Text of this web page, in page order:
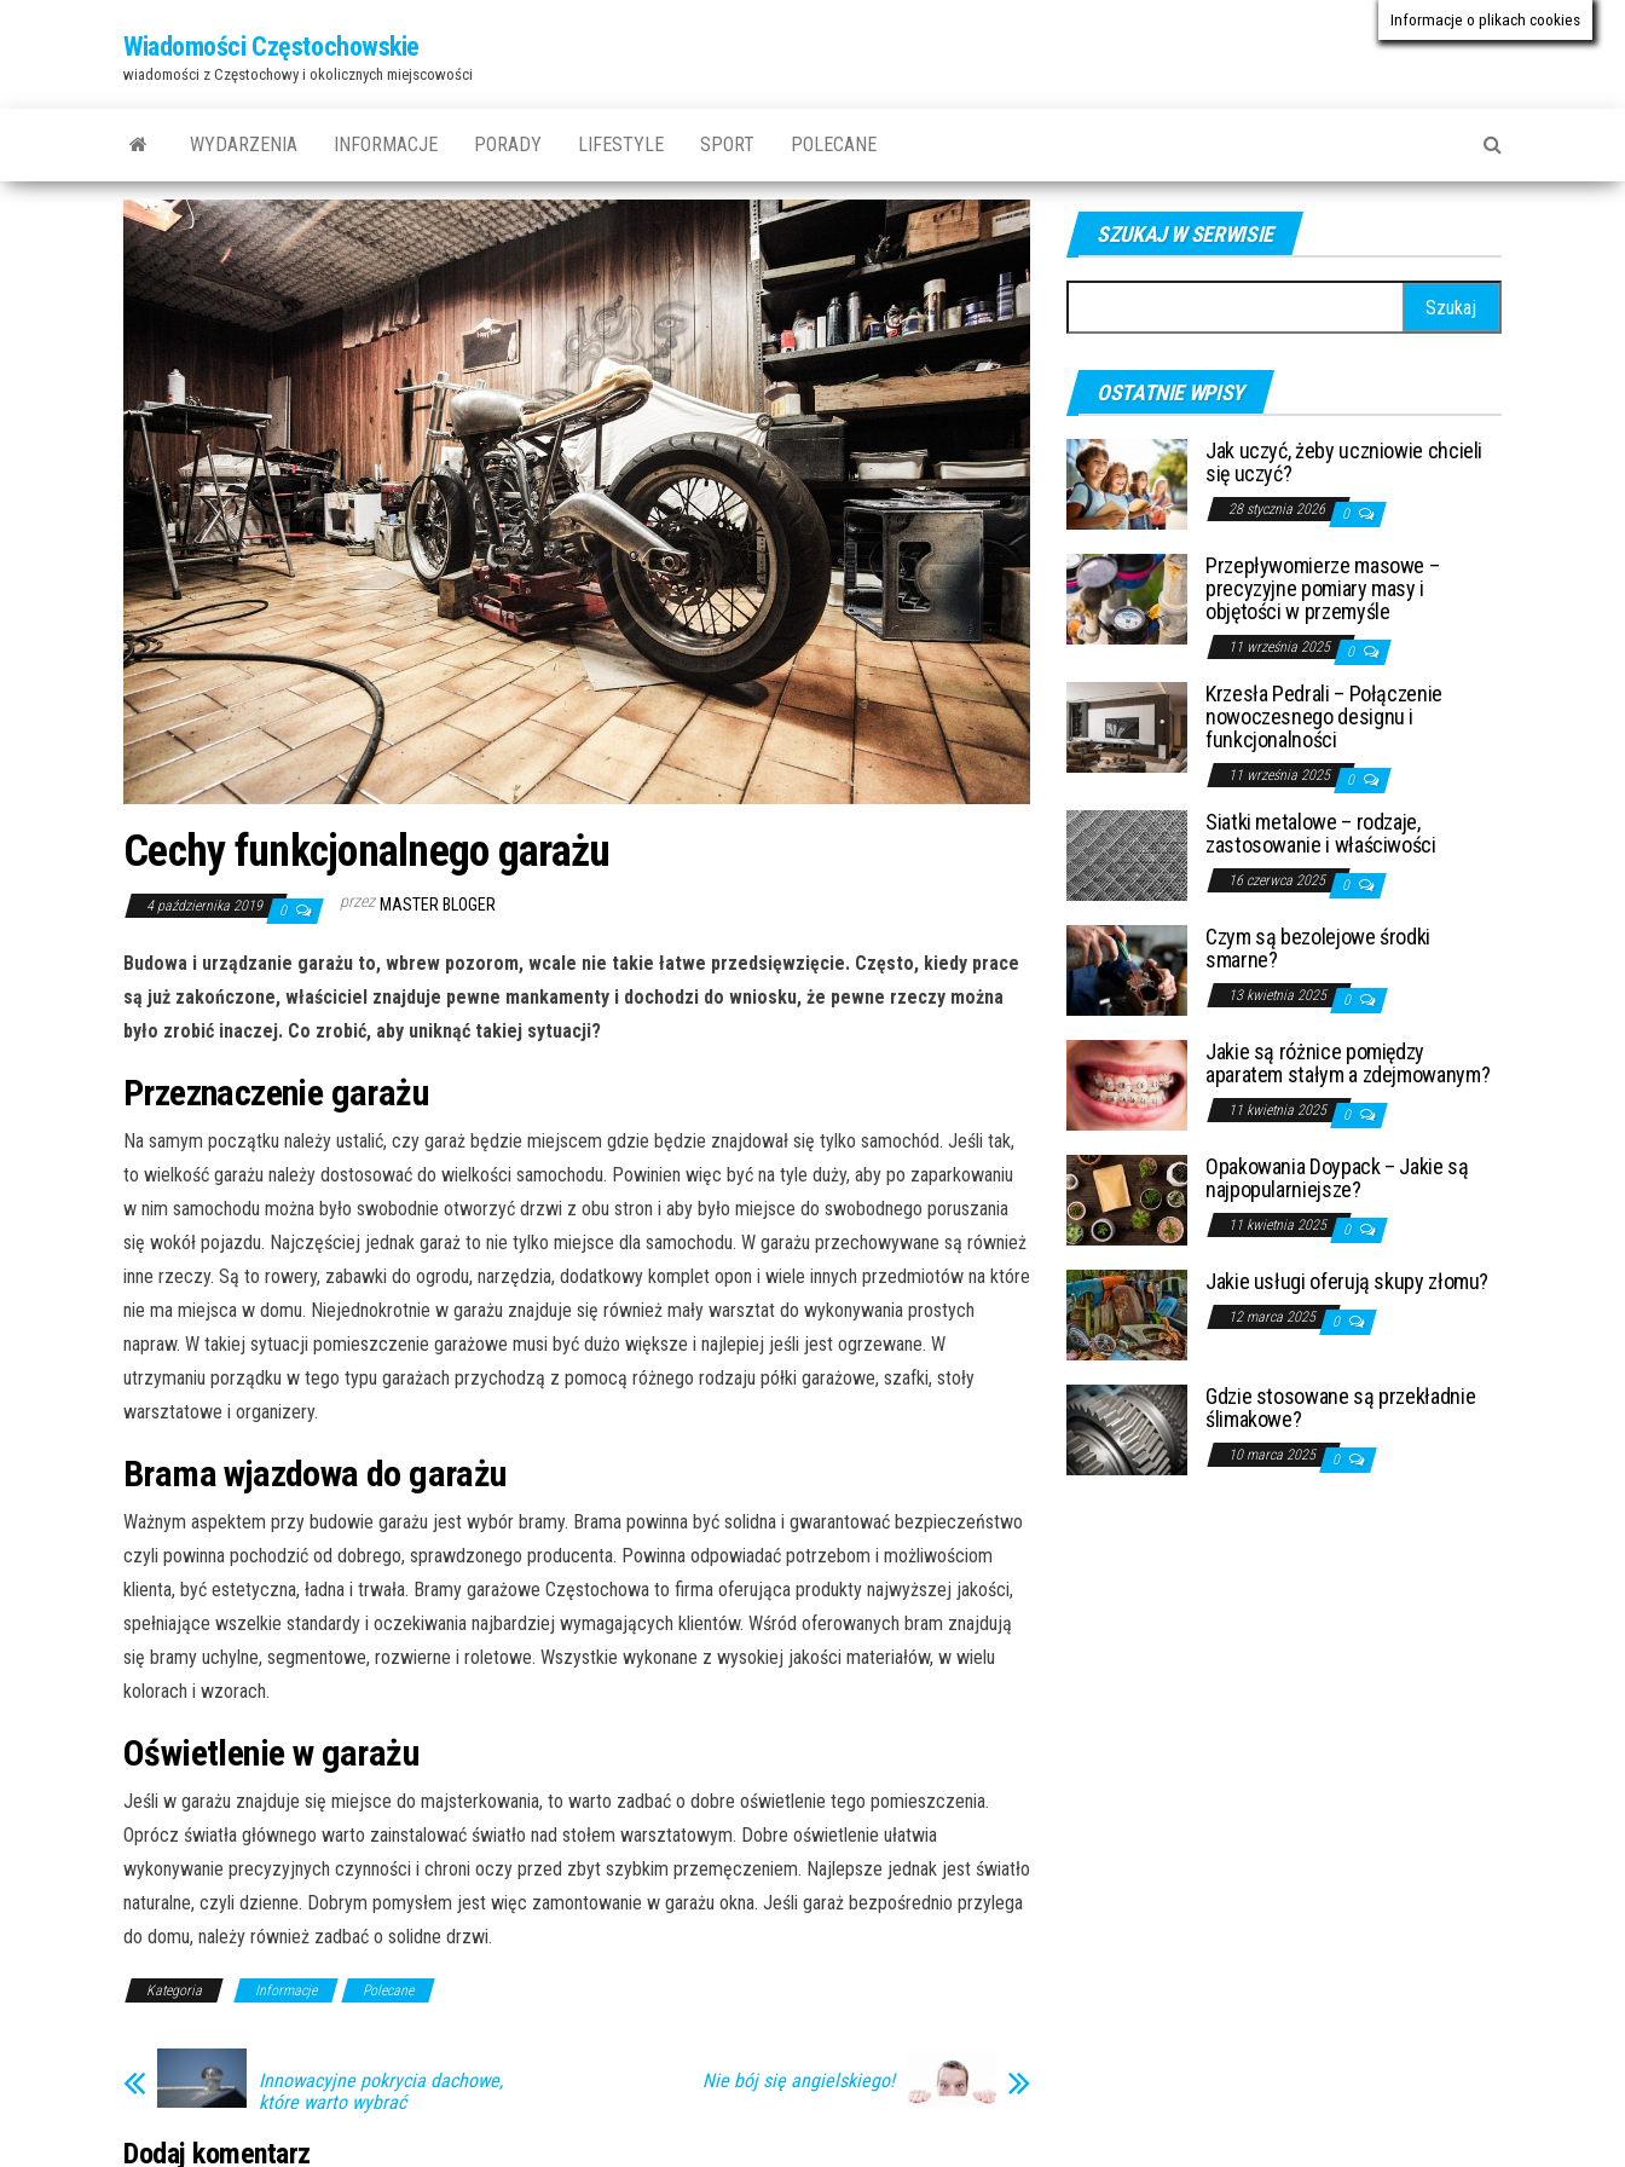
Wiadomości Częstochowskie
wiadomości z Częstochowy i okolicznych miejscowości
WYDARZENIA INFORMACJE PORADY LIFESTYLE SPORT POLECANE
Cechy funkcjonalnego garażu
4 października 2019 0 przez MASTER BLOGER
Budowa i urządzanie garażu to, wbrew pozorom, wcale nie takie łatwe przedsięwzięcie. Często, kiedy prace
są już zakończone, właściciel znajduje pewne mankamenty i dochodzi do wniosku, że pewne rzeczy można
było zrobić inaczej. Co zrobić, aby uniknąć takiej sytuacji?
Przeznaczenie garażu
Na samym początku należy ustalić, czy garaż będzie miejscem gdzie będzie znajdował się tylko samochód. Jeśli tak,
to wielkość garażu należy dostosować do wielkości samochodu. Powinien więc być na tyle duży, aby po zaparkowaniu
w nim samochodu można było swobodnie otworzyć drzwi z obu stron i aby było miejsce do swobodnego poruszania
się wokół pojazdu. Najczęściej jednak garaż to nie tylko miejsce dla samochodu. W garażu przechowywane są również
inne rzeczy. Są to rowery, zabawki do ogrodu, narzędzia, dodatkowy komplet opon i wiele innych przedmiotów na które
nie ma miejsca w domu. Niejednokrotnie w garażu znajduje się również mały warsztat do wykonywania prostych
napraw. W takiej sytuacji pomieszczenie garażowe musi być dużo większe i najlepiej jeśli jest ogrzewane. W
utrzymaniu porządku w tego typu garażach przychodzą z pomocą różnego rodzaju półki garażowe, szafki, stoły
warsztatowe i organizery.
Brama wjazdowa do garażu
Ważnym aspektem przy budowie garażu jest wybór bramy. Brama powinna być solidna i gwarantować bezpieczeństwo
czyli powinna pochodzić od dobrego, sprawdzonego producenta. Powinna odpowiadać potrzebom i możliwościom
klienta, być estetyczna, ładna i trwała. Bramy garażowe Częstochowa to firma oferująca produkty najwyższej jakości,
spełniające wszelkie standardy i oczekiwania najbardziej wymagających klientów. Wśród oferowanych bram znajdują
się bramy uchylne, segmentowe, rozwierne i roletowe. Wszystkie wykonane z wysokiej jakości materiałów, w wielu
kolorach i wzorach.
Oświetlenie w garażu
Jeśli w garażu znajduje się miejsce do majsterkowania, to warto zadbać o dobre oświetlenie tego pomieszczenia.
Oprócz światła głównego warto zainstalować światło nad stołem warsztatowym. Dobre oświetlenie ułatwia
wykonywanie precyzyjnych czynności i chroni oczy przed zbyt szybkim przemęczeniem. Najlepsze jednak jest światło
naturalne, czyli dzienne. Dobrym pomysłem jest więc zamontowanie w garażu okna. Jeśli garaż bezpośrednio przylega
do domu, należy również zadbać o solidne drzwi.
Kategoria Informacje Polecane
Innowacyjne pokrycia dachowe,
które warto wybrać
Nie bój się angielskiego!
Dodaj komentarz
SZUKAJ W SERWISIE
OSTATNIE WPISY
Jak uczyć, żeby uczniowie chcieli
się uczyć?
28 stycznia 2026 0
Przepływomierze masowe –
precyzyjne pomiary masy i
objętości w przemyśle
11 września 2025 0
Krzesła Pedrali – Połączenie
nowoczesnego designu i
funkcjonalności
11 września 2025 0
Siatki metalowe – rodzaje,
zastosowanie i właściwości
16 czerwca 2025 0
Czym są bezolejowe środki
smarne?
13 kwietnia 2025 0
Jakie są różnice pomiędzy
aparatem stałym a zdejmowanym?
11 kwietnia 2025 0
Opakowania Doypack – Jakie są
najpopularniejsze?
11 kwietnia 2025 0
Jakie usługi oferują skupy złomu?
12 marca 2025 0
Gdzie stosowane są przekładnie
ślimakowe?
10 marca 2025 0
Informacje o plikach cookies